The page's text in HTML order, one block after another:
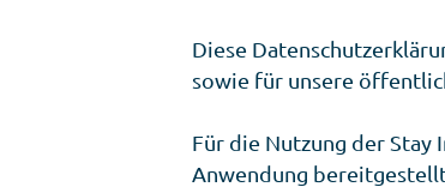
Diese
sowie für unsere
Für die Nutzung der
Anwendung